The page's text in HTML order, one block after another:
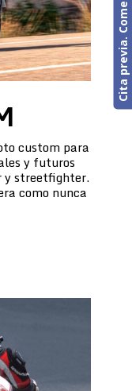
custom para
y futuros
y streetfighter.
como nunca